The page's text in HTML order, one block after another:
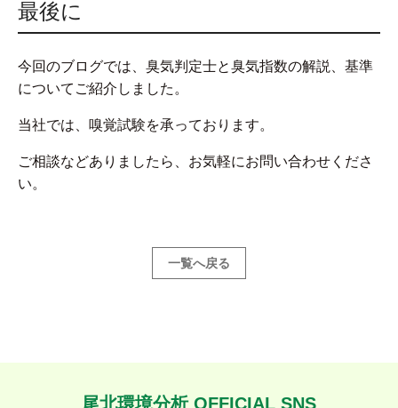
最後に
今回のブログでは、臭気判定士と臭気指数の解説、基準
についてご紹介しました。
当社では、嗅覚試験を承っております。
ご相談などありましたら、お気軽にお問い合わせくださ
い。
一覧へ戻る
尾北環境分析 OFFICIAL SNS